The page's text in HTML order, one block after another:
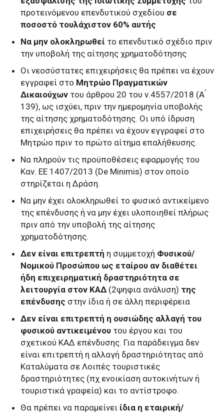
προτεινόμενου επενδυτικού σχεδίου σε
ποσοστό τουλάχιστον 60% αυτής
Να μην ολοκληρωθεί το επενδυτικό σχέδιο πριν
την υποβολή της αίτησης χρηματοδότησης
Οι νεοσύστατες επιχειρήσεις θα πρέπει να έχουν
εγγραφεί στο Μητρώο Πραγματικών
Δικαιούχων του άρθρου 20 του ν.4557/2018 (Α ́
139), ως ισχύει, πριν την ημερομηνία υποβολής
της αίτησης χρηματοδότησης. Οι υπό ίδρυση
επιχειρήσεις θα πρέπει να έχουν εγγραφεί στο
Μητρώο πριν το πρώτο αίτημα επαλήθευσης.
Να πληρούν τις προϋποθέσεις εφαρμογής του
Καν. ΕΕ 1407/2013 (De Minimis) στον οποίο
στηρίζεται η Δράση.
Να μην έχει ολοκληρωθεί το φυσικό αντικείμενο
της επένδυσης ή να μην έχει υλοποιηθεί πλήρως
πριν από την υποβολή της αίτησης
χρηματοδότησης.
Δεν είναι επιτρεπτή η συμμετοχή Φυσικού/
Νομικού Προσώπου ως εταίρου αν διαθέτει
ήδη επιχειρηματική δραστηριότητα σε
λειτουργία στον ΚΑΔ (2ψηφια ανάλυση) της
επένδυσης στην ίδια ή σε άλλη περιφέρεια
Δεν είναι επιτρεπτή η ουσιώδης αλλαγή του
φυσικού αντικειμένου του έργου και του
σχετικού ΚΑΔ επένδυσης. Για παράδειγμα δεν
είναι επιτρεπτή η αλλαγή δραστηριότητας από
Καταλύματα σε Λοιπές τουριστικές
δραστηριότητες (πχ ενοικίαση αυτοκινήτων ή
τουριστικά γραφεία) και το αντίστροφο.
Θα πρέπει να παραμείνει ίδια η εταιρική/